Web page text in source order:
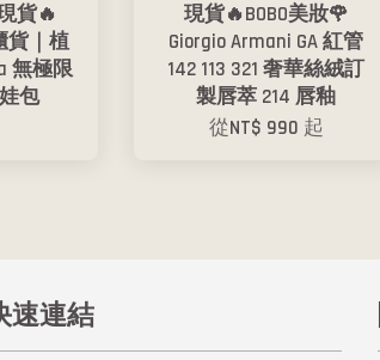
貨🔥
貨｜植
無極限
包
現貨🔥BOBO美妝🌹
Giorgio Armani GA 紅管
142 113 321 奢華絲絨訂
製唇萃 214 唇釉
從NT$ 990 起
速連結